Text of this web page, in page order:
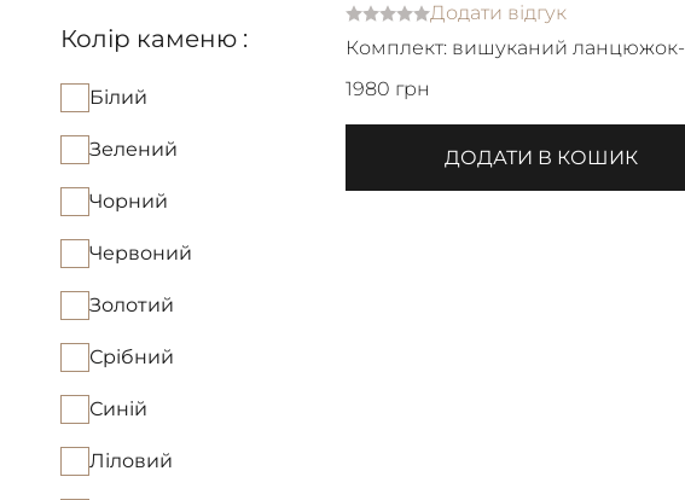
Колір каменю :
Білий
Зелений
Чорний
Червоний
Золотий
Срібний
Синій
Ліловий
Додати відгук
Комплект: вишуканий ланцюжок-
краватка та сережки
1980 грн
ДОДАТИ В КОШИК